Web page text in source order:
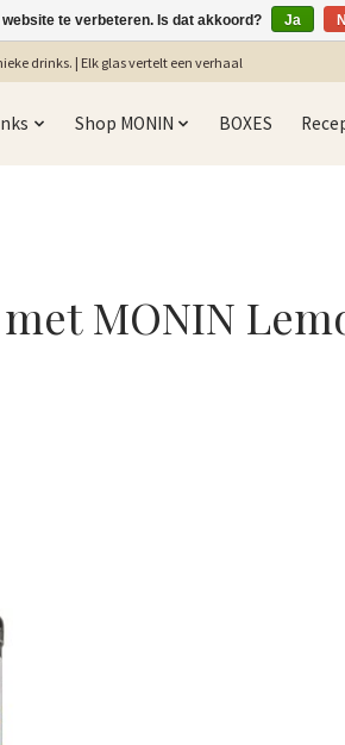
drinks. | Elk glas vertelt een verhaal
Shop MONIN BOXES
MONIN
te verbeteren. Is dat akkoord? Ja